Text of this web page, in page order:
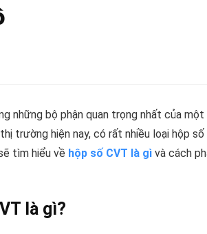
những bộ phận quan trọng nhất của
trường hiện nay, có rất nhiều loại hộp
tìm hiểu về hộp số CVT là gì và cách
là gì?